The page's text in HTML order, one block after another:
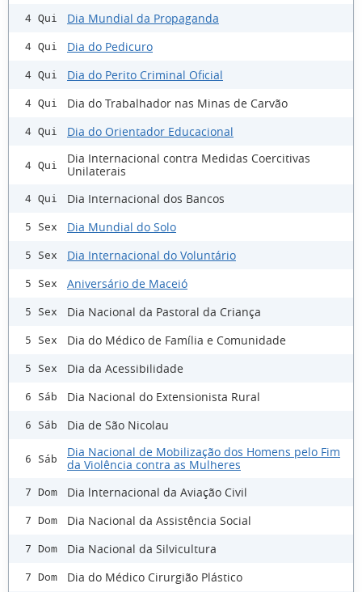
4 Qui Dia Mundial da Propaganda
4 Qui Dia do Pedicuro
4 Qui Dia do Perito Criminal Oficial
4 Qui Dia do Trabalhador nas Minas de Carvão
4 Qui Dia do Orientador Educacional
4 Qui
Dia Internacional contra Medidas Coercitivas
Unilaterais
4 Qui Dia Internacional dos Bancos
5 Sex Dia Mundial do Solo
5 Sex Dia Internacional do Voluntário
5 Sex Aniversário de Maceió
5 Sex Dia Nacional da Pastoral da Criança
5 Sex Dia do Médico de Família e Comunidade
5 Sex Dia da Acessibilidade
6 Sáb Dia Nacional do Extensionista Rural
6 Sáb Dia de São Nicolau
6 Sáb
Dia Nacional de Mobilização dos Homens pelo Fim
da Violência contra as Mulheres
7 Dom Dia lnternacional da Aviação Civil
7 Dom Dia Nacional da Assistência Social
7 Dom Dia Nacional da Silvicultura
7 Dom Dia do Médico Cirurgião Plástico